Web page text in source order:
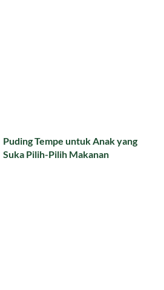
Puding Tempe untuk Anak yang
Suka Pilih-Pilih Makanan